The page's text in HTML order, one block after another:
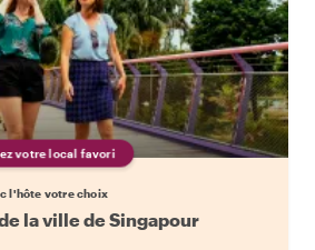
votre local favori
l'hôte votre choix
la ville de Singapour